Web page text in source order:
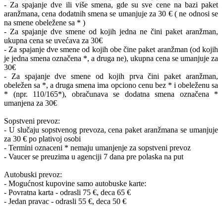
- Za spajanje dve ili više smena, gde su sve cene na bazi paket
aranžmana, cena dodatnih smena se umanjuje za 30 € ( ne odnosi se
na smene obeležene sa * )
- Za spajanje dve smene od kojih jedna ne čini paket aranžman,
ukupna cena se uvećava za 30€
- Za spajanje dve smene od kojih obe čine paket aranžman (od kojih
je jedna smena označena *, a druga ne), ukupna cena se umanjuje za
30€
- Za spajanje dve smene od kojih prva čini paket aranžman,
obeležen sa *, a druga smena ima opciono cenu bez * i obeleženu sa
* (npr. 110/165*), obračunava se dodatna smena označena *
umanjena za 30€
Sopstveni prevoz:
- U slučaju sopstvenog prevoza, cena paket aranžmana se umanjuje
za 30 € po plativoj osobi
- Termini oznaceni * nemaju umanjenje za sopstveni prevoz
- Vaucer se preuzima u agenciji 7 dana pre polaska na put
Autobuski prevoz:
- Mogućnost kupovine samo autobuske karte:
- Povratna karta - odrasli 75 €, deca 65 €
- Jedan pravac - odrasli 55 €, deca 50 €